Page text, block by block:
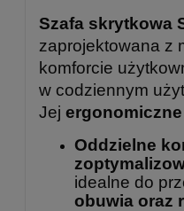
Szafa skrytkowa
zaprojektowana z
komforcie
w codziennym
Jej
Oddzielne
idealne do
obuwia oraz